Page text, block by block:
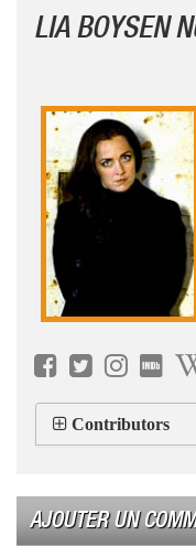
LIA BOYSEN
Contributors
AJOUTER UN